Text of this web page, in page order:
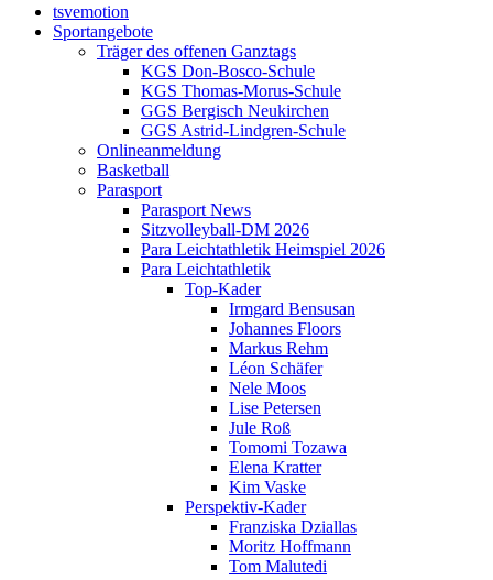
tsvemotion
Sportangebote
Träger des offenen Ganztags
KGS Don-Bosco-Schule
KGS Thomas-Morus-Schule
GGS Bergisch Neukirchen
GGS Astrid-Lindgren-Schule
Onlineanmeldung
Basketball
Parasport
Parasport News
Sitzvolleyball-DM 2026
Para Leichtathletik Heimspiel 2026
Para Leichtathletik
Top-Kader
Irmgard Bensusan
Johannes Floors
Markus Rehm
Léon Schäfer
Nele Moos
Lise Petersen
Jule Roß
Tomomi Tozawa
Elena Kratter
Kim Vaske
Perspektiv-Kader
Franziska Dziallas
Moritz Hoffmann
Tom Malutedi